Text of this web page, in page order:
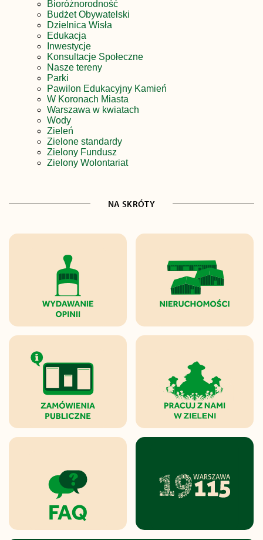
Bioróżnorodność
Budżet Obywatelski
Dzielnica Wisła
Edukacja
Inwestycje
Konsultacje Społeczne
Nasze tereny
Parki
Pawilon Edukacyjny Kamień
W Koronach Miasta
Warszawa w kwiatach
Wody
Zieleń
Zielone standardy
Zielony Fundusz
Zielony Wolontariat
NA SKRÓTY